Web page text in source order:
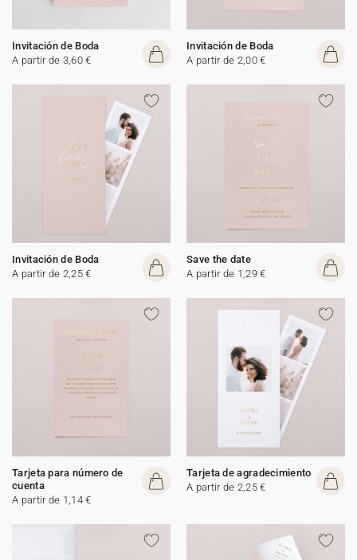
Invitación de Boda
A partir de 3,60 €
Invitación de Boda
A partir de 2,00 €
Invitación de Boda
A partir de 2,25 €
Save the date
A partir de 1,29 €
Tarjeta para número de
cuenta
A partir de 1,14 €
Tarjeta de agradecimiento
A partir de 2,25 €